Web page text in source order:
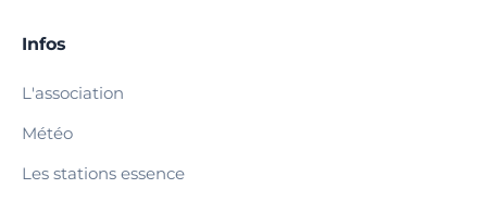
Infos
L'association
Météo
Les stations essence